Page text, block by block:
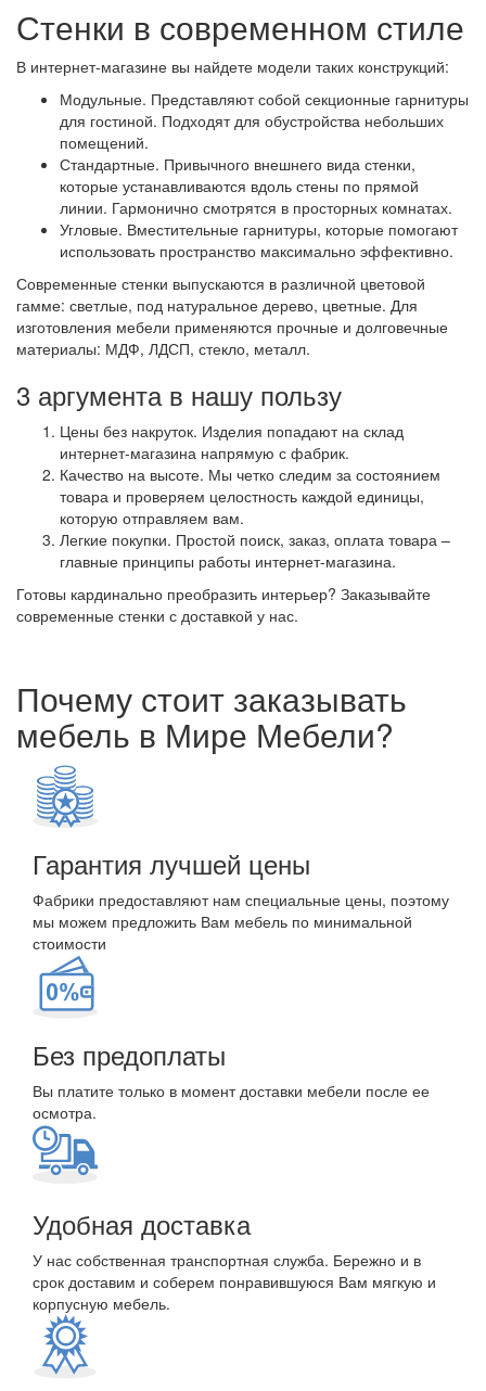
Стенки в современном стиле
В интернет-магазине вы найдете модели таких конструкций:
Модульные. Представляют собой секционные гарнитуры
для гостиной. Подходят для обустройства небольших
помещений.
Стандартные. Привычного внешнего вида стенки,
которые устанавливаются вдоль стены по прямой
линии. Гармонично смотрятся в просторных комнатах.
Угловые. Вместительные гарнитуры, которые помогают
использовать пространство максимально эффективно.
Современные стенки выпускаются в различной цветовой
гамме: светлые, под натуральное дерево, цветные. Для
изготовления мебели применяются прочные и долговечные
материалы: МДФ, ЛДСП, стекло, металл.
3 аргумента в нашу пользу
Цены без накруток. Изделия попадают на склад
интернет-магазина напрямую с фабрик.
Качество на высоте. Мы четко следим за состоянием
товара и проверяем целостность каждой единицы,
которую отправляем вам.
Легкие покупки. Простой поиск, заказ, оплата товара –
главные принципы работы интернет-магазина.
Готовы кардинально преобразить интерьер? Заказывайте
современные стенки с доставкой у нас.
Почему стоит заказывать
мебель в Мире Мебели?
Гарантия лучшей цены
Фабрики предоставляют нам специальные цены, поэтому
мы можем предложить Вам мебель по минимальной
стоимости
Без предоплаты
Вы платите только в момент доставки мебели после ее
осмотра.
Удобная доставка
У нас собственная транспортная служба. Бережно и в
срок доставим и соберем понравившуюся Вам мягкую и
корпусную мебель.